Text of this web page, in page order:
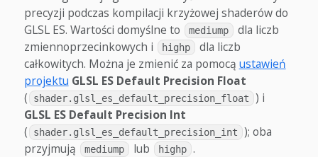
precyzji podczas kompilacji krzyżowej shaderów do
GLSL ES. Wartości domyślne to
mediump
dla liczb
zmiennoprzecinkowych i
highp
dla liczb
całkowitych. Można je zmienić za pomocą ustawień
projektu GLSL ES Default Precision Float
(
shader.glsl_es_default_precision_float
) i
GLSL ES Default Precision Int
(
shader.glsl_es_default_precision_int
); oba
przyjmują
mediump lub highp .